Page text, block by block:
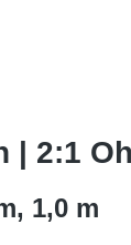
2:1
1,0 m